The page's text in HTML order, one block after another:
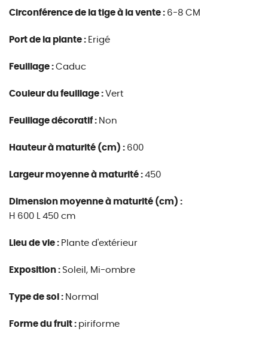
Circonférence de la tige à la vente : 6-8 CM
Port de la plante : Erigé
Feuillage : Caduc
Couleur du feuillage : Vert
Feuillage décoratif : Non
Hauteur à maturité (cm) : 600
Largeur moyenne à maturité : 450
Dimension moyenne à maturité (cm) :
H 600 L 450 cm
Lieu de vie : Plante d'extérieur
Exposition : Soleil, Mi-ombre
Type de sol : Normal
Forme du fruit : piriforme